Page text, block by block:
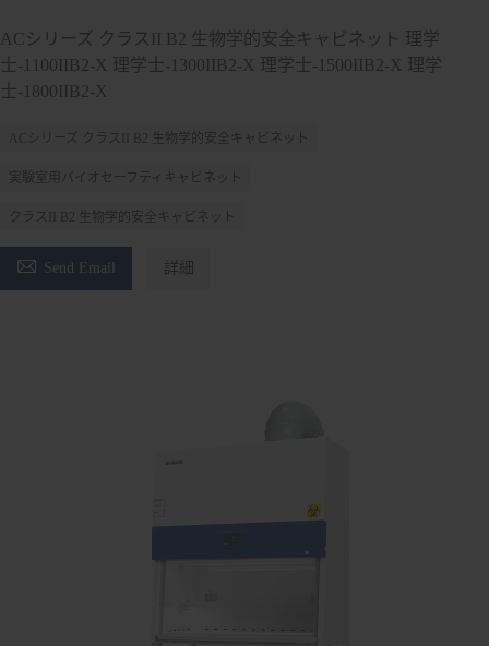
ACシリーズ クラスII B2 生物学的安全キャビネット 理学
士-1100IIB2-X 理学士-1300IIB2-X 理学士-1500IIB2-X 理学
士-1800IIB2-X
ACシリーズ クラスII B2 生物学的安全キャビネット
実験室用バイオセーフティキャビネット
クラスII B2 生物学的安全キャビネット
 Send Email 詳細